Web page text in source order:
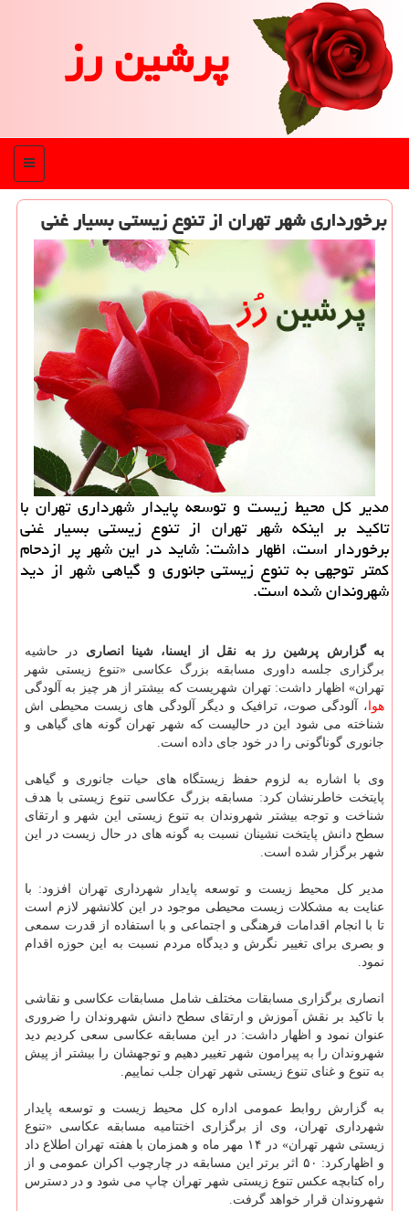
پرشین رز
منو
برخورداری شهر تهران از تنوع زیستی بسیار غنی
مدیر كل محیط زیست و توسعه پایدار شهرداری تهران با
تاكید بر اینكه شهر تهران از تنوع زیستی بسیار غنی
برخوردار است، اظهار داشت: شاید در این شهر پر ازدحام
كمتر توجهی به تنوع زیستی جانوری و گیاهی شهر از دید
شهروندان شده است.
به گزارش پرشین رز به نقل از ایسنا، شینا انصاری در حاشیه
برگزاری جلسه داوری مسابقه بزرگ عکاسی «تنوع زیستی شهر
تهران» اظهار داشت: تهران شهریست که بیشتر از هر چیز به آلودگی
هوا، آلودگی صوت، ترافیک و دیگر آلودگی های زیست محیطی اش
شناخته می شود این در حالیست که شهر تهران گونه های گیاهی و
جانوری گوناگونی را در خود جای داده است.
وی با اشاره به لزوم حفظ زیستگاه های حیات جانوری و گیاهی
پایتخت خاطرنشان کرد: مسابقه بزرگ عکاسی تنوع زیستی با هدف
شناخت و توجه بیشتر شهروندان به تنوع زیستی این شهر و ارتقای
سطح دانش پایتخت نشینان نسبت به گونه های در حال زیست در این
شهر برگزار شده است.
مدیر کل محیط زیست و توسعه پایدار شهرداری تهران افزود: با
عنایت به مشکلات زیست محیطی موجود در این کلانشهر لازم است
تا با انجام اقدامات فرهنگی و اجتماعی و با استفاده از قدرت سمعی
و بصری برای تغییر نگرش و دیدگاه مردم نسبت به این حوزه اقدام
نمود.
انصاری برگزاری مسابقات مختلف شامل مسابقات عکاسی و نقاشی
با تاکید بر نقش آموزش و ارتقای سطح دانش شهروندان را ضروری
عنوان نمود و اظهار داشت: در این مسابقه عکاسی سعی کردیم دید
شهروندان را به پیرامون شهر تغییر دهیم و توجهشان را بیشتر از پیش
به تنوع و غنای تنوع زیستی شهر تهران جلب نماییم.
به گزارش روابط عمومی اداره کل محیط زیست و توسعه پایدار
شهرداری تهران، وی از برگزاری اختتامیه مسابقه عکاسی «تنوع
زیستی شهر تهران» در ۱۴ مهر ماه و همزمان با هفته تهران اطلاع داد
و اظهارکرد: ۵۰ اثر برتر این مسابقه در چارچوب اکران عمومی و از
راه کتابچه عکس تنوع زیستی شهر تهران چاپ می شود و در دسترس
شهروندان قرار خواهد گرفت.